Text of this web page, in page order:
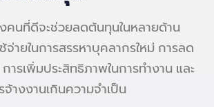
คนที่ดีจะช่วยลดต้นทุนในหลายด้าน
จ่ายในการสรรหาบุคลากรใหม่ การลด
ารเพิ่มประสิทธิภาพในการทำงาน และ
างงานเกินความจำเป็น